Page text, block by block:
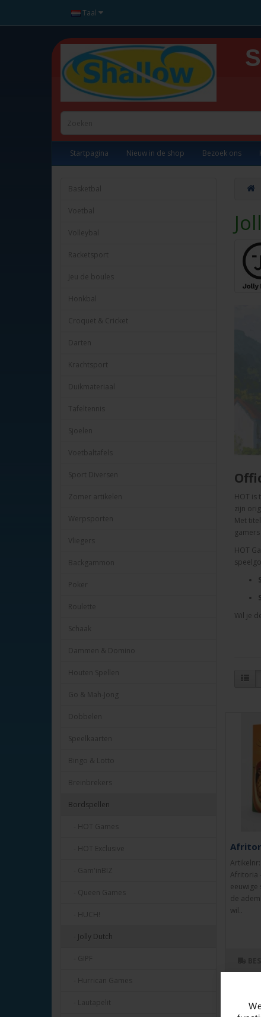
Taal
Startpagina Nieuw in de shop Bezoek ons
Basketbal
Voetbal
Volleybal
Racketsport
Jeu de boules
Honkbal
Croquet & Cricket
Darten
Krachtsport
Duikmateriaal
Tafeltennis
Sjoelen
Voetbaltafels
Sport Diversen
Zomer artikelen
Werpsporten
Vliegers
Backgammon
Poker
Roulette
Schaak
Dammen & Domino
Houten Spellen
Go & Mah-Jong
Dobbelen
Speelkaarten
Bingo & Lotto
Breinbrekers
Bordspellen
- HOT Games
- HOT Exclusive
- Gam'inBIZ
- Queen Games
- HUCH!
- Jolly Dutch
- GIPF
- Hurrican Games
- Lautapelit
HOT is
zijn
Met
gamers
HOT
Wil je
Artikelnr:
Afritoria
eeuwige
de
wil..